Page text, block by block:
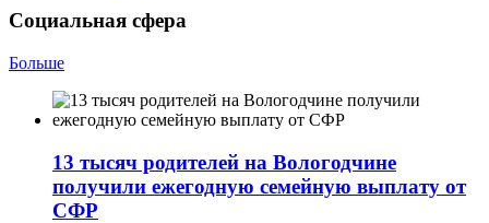
Социальная сфера
Больше
13 тысяч родителей на Вологодчине
получили ежегодную семейную выплату от
СФР